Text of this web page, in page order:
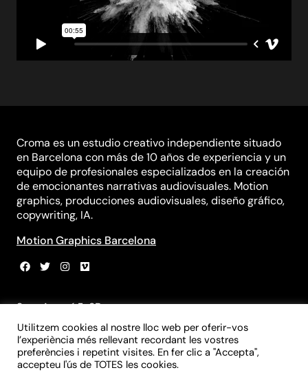
Croma es un estudio creativo independiente situado
en Barcelona con más de 10 años de experiencia y un
equipo de profesionales especializados en la creación
de emocionantes narrativas audiovisuales. Motion
graphics, producciones audiovisuales, diseño gráfico,
copywriting, IA.
Motion Graphics Barcelona
Sant Agustí 5, 3B
08012 Barcelona
+34 931 839 981
+34 699 970 055
info@croma-studio.com
Utilitzem cookies al nostre lloc web per oferir-vos
l’experiència més rellevant recordant les vostres
preferències i repetint visites. En fer clic a "Accepta",
accepteu l'ús de TOTES les cookies.